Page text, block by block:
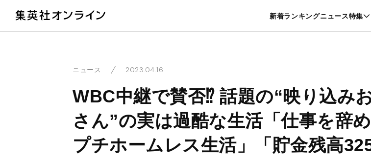
新着ランキングニュース特集
暮らし スポーツ ヘルスケア
ニュース 2023.04.16
WBC中継で賛否⁉ 話題の“映り込み
さん”の実は過酷な生活「仕事を辞
プチホームレス生活」「貯金残高